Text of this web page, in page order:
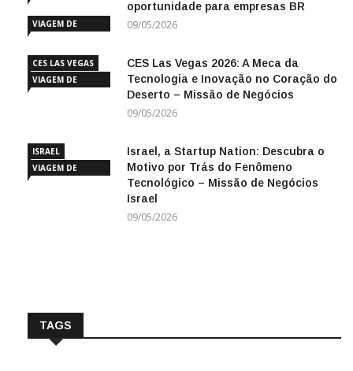
VIAGEM DE
oportunidade para empresas BR
09/05/2026
CES LAS VEGAS
VIAGEM DE
CES Las Vegas 2026: A Meca da
Tecnologia e Inovação no Coração do
Deserto – Missão de Negócios
09/05/2026
ISRAEL
VIAGEM DE
Israel, a Startup Nation: Descubra o
Motivo por Trás do Fenômeno
Tecnológico – Missão de Negócios
Israel
09/05/2026
TAGS